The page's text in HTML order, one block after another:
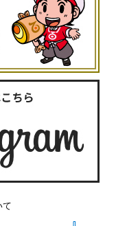
て